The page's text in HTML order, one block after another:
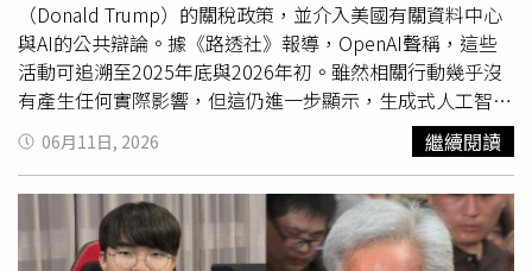
後，這是你的作品，別人會看到，那麼它就代表了你，所以
不管是洗碗、當服務生還是做任何事，你都要做到 100%。
就像今天我坐在這裡和你們錄影，我也付出 100% 的專注。
因為我希望你成功，我希望你們所有人都能成功，所以我必
須來到這裡並付出 100%。」讓劉在錫聽完感動直呼：「不
愧是大哥啊！」劉在錫（右）獲封「MC冠軍」，與黃仁勳
合照。（圖／愛奇藝國際版提供）隨後黃仁勳也罕見回顧創
業歷程。他透露，1993年在曾經打工洗碗的餐廳裡創立輝
達時，公司曾遭遇最艱難的危機，甚至一度「距離破產只剩
（Donald Trump）的關稅政策，並介入美國有關資料中心
與AI的公共辯論。據《路透社》報導，OpenAI聲稱，這些
活動可追溯至2025年底與2026年初。雖然相關行動幾乎沒
有產生任何實際影響，但這仍進一步顯示，生成式人工智慧
正日益成為數位影響力行動中的核心工具，甚至被用於針對
AI企業本身發動宣傳攻勢。中國駐美國大使館對此表示，雖
然不熟悉OpenAI的這項研究，但「我們堅決反對任何毫無
根據、針對中國的攻擊或抹黑」，並指出北京方面正致力於
「確保AI成為造福人類、惠及所有人的力量。」OpenAI還
06月11日, 2026 繼續閱讀